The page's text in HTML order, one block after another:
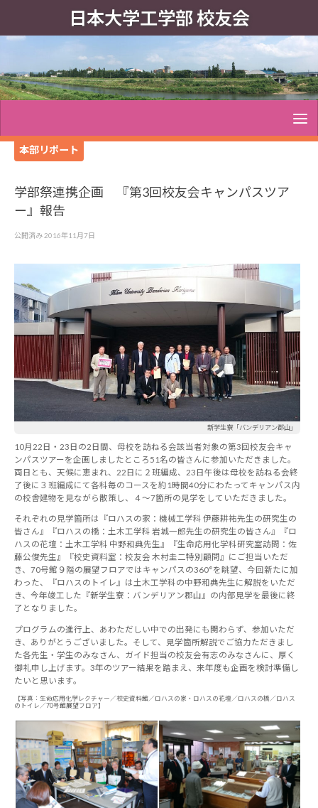
日本大学工学部 校友会
本部リポート
学部祭連携企画 『第3回校友会キャンパスツア
ー』報告
公開済み2016年11月7日
新学生寮「バンデリアン郡山」
10月22日・23日の2日間、母校を訪ねる会該当者対象の第3回校友会キャ
ンパスツアーを企画しましたところ51名の皆さんに参加いただきました。
両日とも、天候に恵まれ、22日に２班編成、23日午後は母校を訪ねる会終
了後に３班編成にて各科毎のコースを約1時間40分にわたってキャンパス内
の校舎建物を見ながら散策し、４～7箇所の見学をしていただきました。
それぞれの見学箇所は『ロハスの家：機械工学科 伊藤耕祐先生の研究生の
皆さん』『ロハスの橋：土木工学科 岩城一郎先生の研究生の皆さん』『ロ
ハスの花壇：土木工学科 中野和典先生』『生命応用化学科研究室訪問：佐
藤公俊先生』『校史資料室：校友会 木村圭二特別顧問』にご担当いただ
き、70号館９階の展望フロアではキャンパスの360°を眺望、今回新たに加
わった、『ロハスのトイレ』は土木工学科の中野和典先生に解説をいただ
き、今年竣工した『新学生寮：バンデリアン郡山』の内部見学を最後に終
了となりました。
プログラムの進行上、あわただしい中での出発にも関わらず、参加いただ
き、ありがとうございました。そして、見学箇所解説でご協力ただきまし
た各先生・学生のみなさん、ガイド担当の校友会有志のみなさんに、厚く
御礼申し上げます。3年のツアー結果を踏まえ、来年度も企画を検討準備し
たいと思います。
【写真：生命応用化学レクチャー／校史資料館／ロハスの家・ロハスの花壇／ロハスの橋／ロハス
のトイレ／70号館展望フロア】